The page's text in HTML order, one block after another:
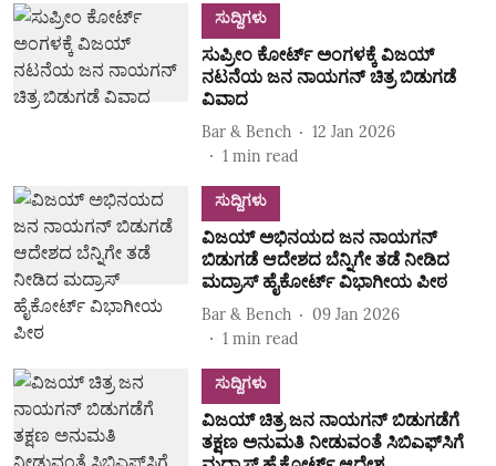
ಸುದ್ದಿಗಳು
ಸುಪ್ರೀಂ ಕೋರ್ಟ್ ಅಂಗಳಕ್ಕೆ ವಿಜಯ್
ನಟನೆಯ ಜನ ನಾಯಗನ್ ಚಿತ್ರ ಬಿಡುಗಡೆ
ವಿವಾದ
Bar & Bench
12 Jan 2026
1 min read
ಸುದ್ದಿಗಳು
ವಿಜಯ್ ಅಭಿನಯದ ಜನ ನಾಯಗನ್
ಬಿಡುಗಡೆ ಆದೇಶದ ಬೆನ್ನಿಗೇ ತಡೆ ನೀಡಿದ
ಮದ್ರಾಸ್ ಹೈಕೋರ್ಟ್ ವಿಭಾಗೀಯ ಪೀಠ
Bar & Bench
09 Jan 2026
1 min read
ಸುದ್ದಿಗಳು
ವಿಜಯ್ ಚಿತ್ರ ಜನ ನಾಯಗನ್ ಬಿಡುಗಡೆಗೆ
ತಕ್ಷಣ ಅನುಮತಿ ನೀಡುವಂತೆ ಸಿಬಿಎಫ್‌ಸಿಗೆ